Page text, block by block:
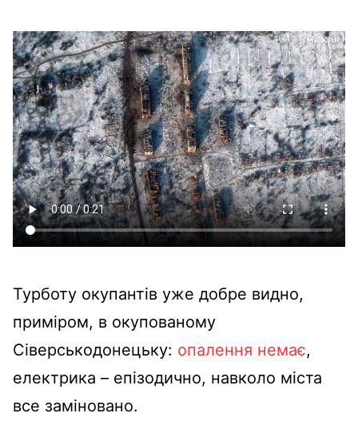
Турботу окупантів уже добре видно,
приміром, в окупованому
Сіверськодонецьку: опалення немає,
електрика – епізодично, навколо міста
все заміновано.